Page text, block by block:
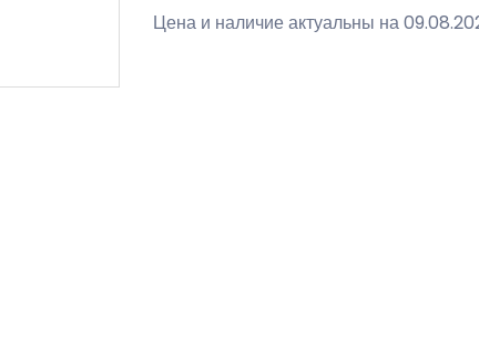
Цена и наличие актуальны на